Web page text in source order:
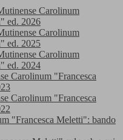
Carolinum
ed. 2026
Carolinum
ed. 2025
Carolinum
ed. 2024
Carolinum "Francesca
Carolinum "Francesca
"Francesca Meletti": bando